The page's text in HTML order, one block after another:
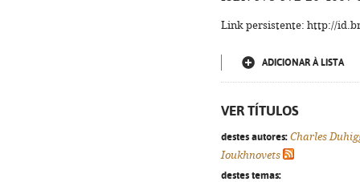
Link persistente: http://
ADICIONAR À LISTA
VER TÍTULOS
destes autores: Charles
Ioukhnovets
destes temas: